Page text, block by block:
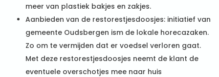
meer van plastiek bakjes en zakjes.
Aanbieden van de restorestjesdoosjes: initiatief van
gemeente Oudsbergen ism de lokale horecazaken.
Zo om te vermijden dat er voedsel verloren gaat.
Met deze restorestjesdoosjes neemt de klant de
eventuele overschotjes mee naar huis